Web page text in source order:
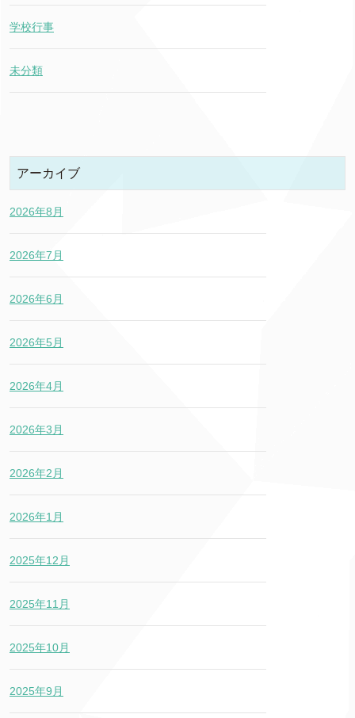
学校行事
未分類
アーカイブ
2026年8月
2026年7月
2026年6月
2026年5月
2026年4月
2026年3月
2026年2月
2026年1月
2025年12月
2025年11月
2025年10月
2025年9月